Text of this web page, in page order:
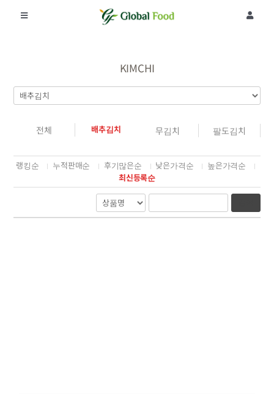
Toggle
제품
공지사항
리뷰
Toggle
회원가입
주문조회
KIMCHI
전체 배추김치 무김치 팔도김치
랭킹순 누적판매순 후기많은순 낮은가격순
높은가격순
최신등록순